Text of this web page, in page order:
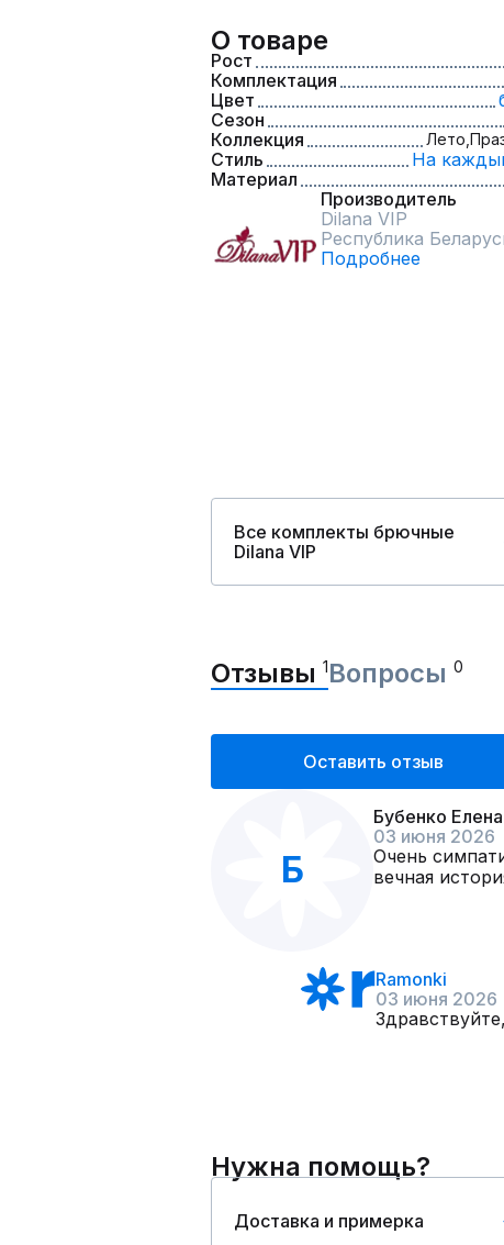
О товаре
Рост
Комплектация
Цвет
Сезон
Коллекция
Лето,
Стиль На
Материал
Производитель
Dilana VIP
Республика
Подробнее
Все комплекты брючные
Dilana VIP
Отзывы 1Вопросы 0
Оставить отзыв
Б
Бубенко
03 июня 2026
Очень
вечная
Ramonki
03 июня 2026
Нужна помощь?
Доставка и примерка